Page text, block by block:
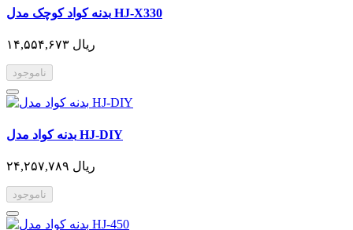
بدنه کواد کوچک مدل HJ-X330
۱۴,۵۵۴,۶۷۳ ریال
ناموجود
بدنه کواد مدل HJ-DIY
۲۴,۲۵۷,۷۸۹ ریال
ناموجود